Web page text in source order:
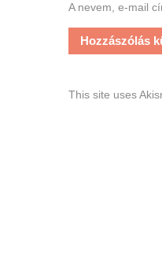
A nevem, e-mail
This site uses